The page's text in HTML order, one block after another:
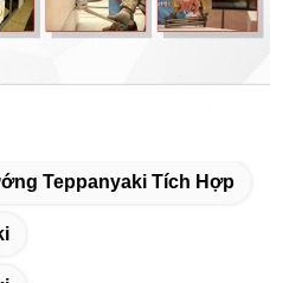
Teppanyaki Tích Hợp